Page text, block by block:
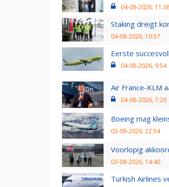
04-08-2026,
Staking dreigt
04-08-2026, 10:57
Eerste
04-08-2026, 9:54
Air France-KLM
04-08-2026, 7:26
Boeing mag
03-08-2026, 22:54
Voorlopig
03-08-2026, 14:40
Turkish Airlines